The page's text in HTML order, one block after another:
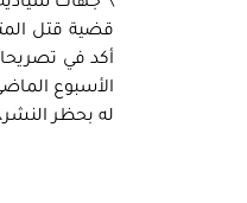
قضية قتل
أكد في
الأسبوع
له بحظر